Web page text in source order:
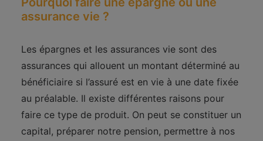
assurance vie ?
Les épargnes et les assurances vie sont des
assurances qui allouent un montant déterminé au
bénéficiaire si l’assuré est en vie à une date fixée
au préalable. Il existe différentes raisons pour
faire ce type de produit. On peut se constituer un
capital, préparer notre pension, permettre à nos